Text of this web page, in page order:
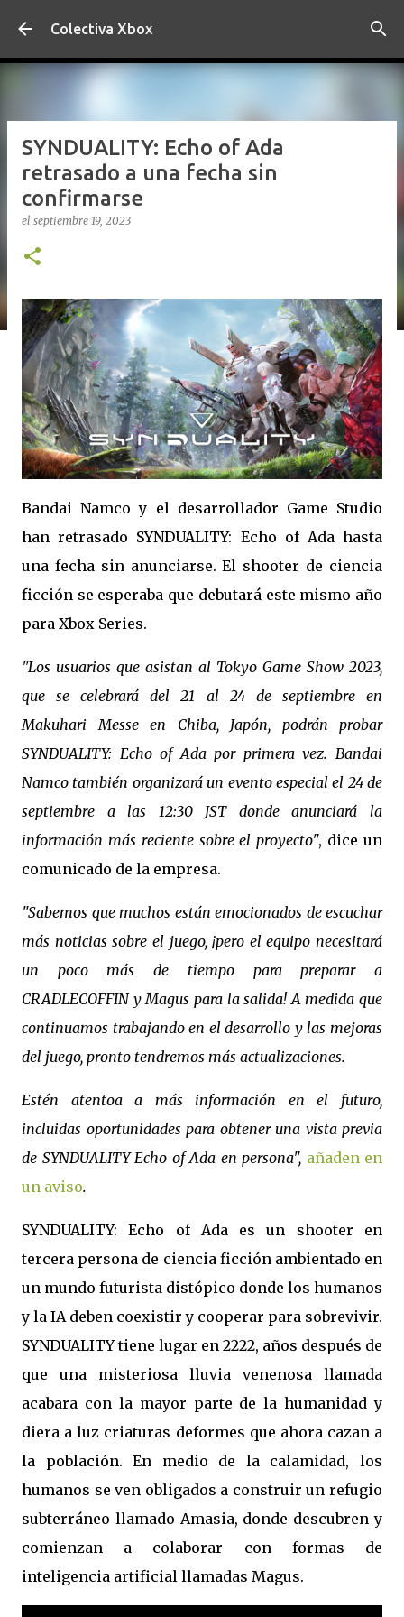
Ir al contenido principal
Colectiva Xbox
SYNDUALITY: Echo of Ada
retrasado a una fecha sin
confirmarse
el septiembre 19, 2023
Bandai Namco y el desarrollador Game Studio
han retrasado SYNDUALITY: Echo of Ada hasta
una fecha sin anunciarse. El shooter de ciencia
ficción se esperaba que debutará este mismo año
para Xbox Series.
"Los usuarios que asistan al Tokyo Game Show 2023,
que se celebrará del 21 al 24 de septiembre en
Makuhari Messe en Chiba, Japón, podrán probar
SYNDUALITY: Echo of Ada por primera vez. Bandai
Namco también organizará un evento especial el 24 de
septiembre a las 12:30 JST donde anunciará la
información más reciente sobre el proyecto", dice un
comunicado de la empresa.
"Sabemos que muchos están emocionados de escuchar
más noticias sobre el juego, ¡pero el equipo necesitará
un poco más de tiempo para preparar a
CRADLECOFFIN y Magus para la salida! A medida que
continuamos trabajando en el desarrollo y las mejoras
del juego, pronto tendremos más actualizaciones.
Estén atentoa a más información en el futuro,
incluidas oportunidades para obtener una vista previa
de SYNDUALITY Echo of Ada en persona", añaden en
un aviso.
SYNDUALITY: Echo of Ada es un shooter en
tercera persona de ciencia ficción ambientado en
un mundo futurista distópico donde los humanos
y la IA deben coexistir y cooperar para sobrevivir.
SYNDUALITY tiene lugar en 2222, años después de
que una misteriosa lluvia venenosa llamada
acabara con la mayor parte de la humanidad y
diera a luz criaturas deformes que ahora cazan a
la población. En medio de la calamidad, los
humanos se ven obligados a construir un refugio
subterráneo llamado Amasia, donde descubren y
comienzan a colaborar con formas de
inteligencia artificial llamadas Magus.